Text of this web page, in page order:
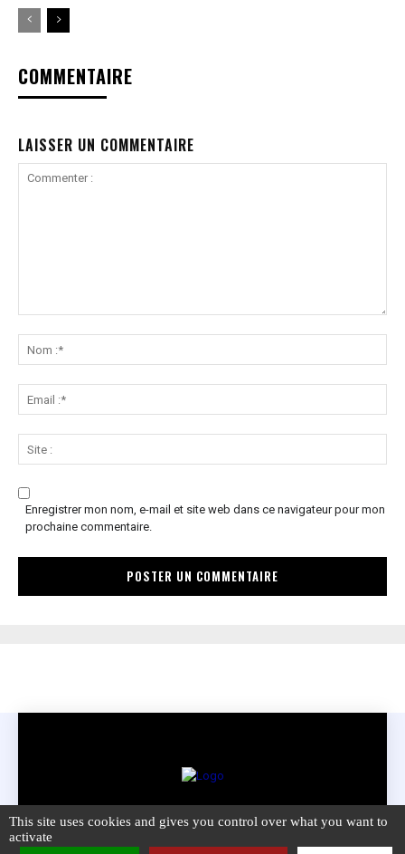
COMMENTAIRE
LAISSER UN COMMENTAIRE
Enregistrer mon nom, e-mail et site web dans ce navigateur pour mon
prochaine commentaire.
ACCÈS SPIRITUALITE.COM
COPYRIGHT 2021 SPIRITUALITE.COM
This site uses cookies and gives you control over what you want to
activate